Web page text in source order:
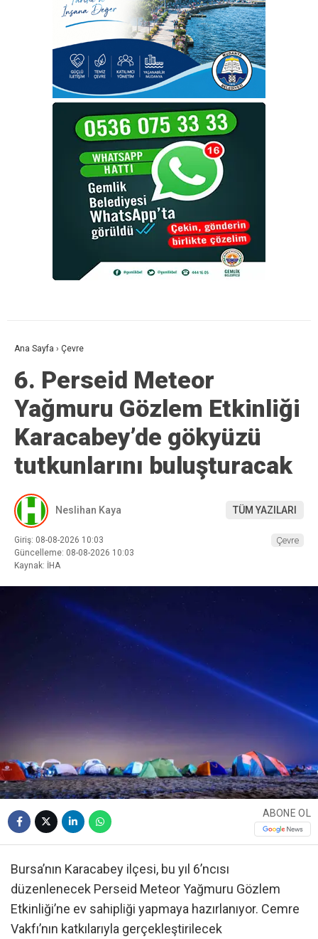
Ana Sayfa › Çevre
6. Perseid Meteor
Yağmuru Gözlem Etkinliği
Karacabey’de gökyüzü
tutkunlarını buluşturacak
Neslihan Kaya TÜM YAZILARI
Giriş: 08-08-2026 10:03
Güncelleme: 08-08-2026 10:03
Kaynak: İHA
Çevre
ABONE OL
Bursa’nın Karacabey ilçesi, bu yıl 6’ncısı
düzenlenecek Perseid Meteor Yağmuru Gözlem
Etkinliği’ne ev sahipliği yapmaya hazırlanıyor. Cemre
Vakfı’nın katkılarıyla gerçekleştirilecek